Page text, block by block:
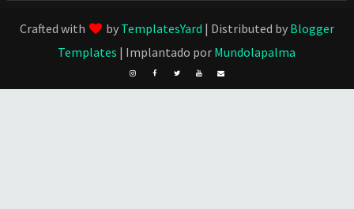
Crafted with by TemplatesYard | Distributed by Blogger
Templates | Implantado por Mundolapalma